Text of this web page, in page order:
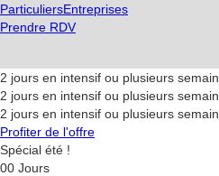
ParticuliersEntreprises
Prendre RDV
2 jours en intensif ou plusieurs
2 jours en intensif ou plusieurs
2 jours en intensif ou plusieurs
Profiter de l'offre
Spécial été !
00 Jours